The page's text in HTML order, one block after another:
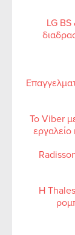
LG
Το Viber
Η